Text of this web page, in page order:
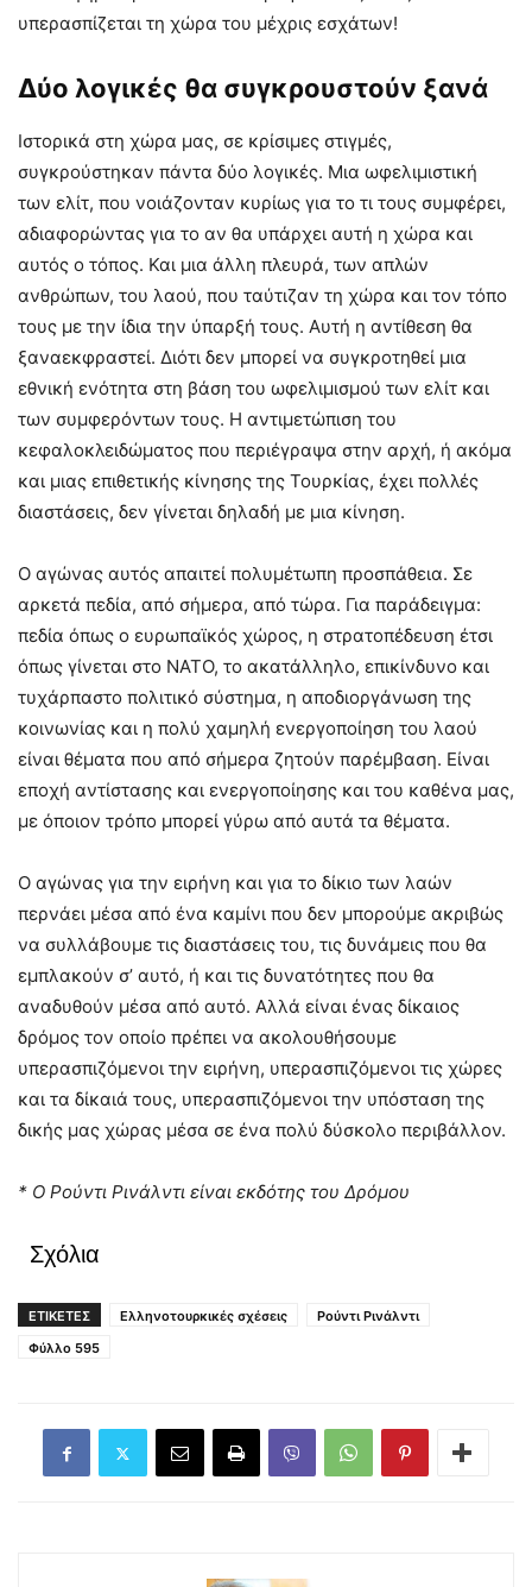
υπερασπίζεται τη χώρα του μέχρις εσχάτων!
Δύο λογικές θα συγκρουστούν ξανά
Ιστορικά στη χώρα μας, σε κρίσιμες στιγμές,
συγκρούστηκαν πάντα δύο λογικές. Μια ωφελιμιστική
των ελίτ, που νοιάζονταν κυρίως για το τι τους συμφέρει,
αδιαφορώντας για το αν θα υπάρχει αυτή η χώρα και
αυτός ο τόπος. Και μια άλλη πλευρά, των απλών
ανθρώπων, του λαού, που ταύτιζαν τη χώρα και τον τόπο
τους με την ίδια την ύπαρξή τους. Αυτή η αντίθεση θα
ξαναεκφραστεί. Διότι δεν μπορεί να συγκροτηθεί μια
εθνική ενότητα στη βάση του ωφελιμισμού των ελίτ και
των συμφερόντων τους. Η αντιμετώπιση του
κεφαλοκλειδώματος που περιέγραψα στην αρχή, ή ακόμα
και μιας επιθετικής κίνησης της Τουρκίας, έχει πολλές
διαστάσεις, δεν γίνεται δηλαδή με μια κίνηση.
Ο αγώνας αυτός απαιτεί πολυμέτωπη προσπάθεια. Σε
αρκετά πεδία, από σήμερα, από τώρα. Για παράδειγμα:
πεδία όπως ο ευρωπαϊκός χώρος, η στρατοπέδευση έτσι
όπως γίνεται στο ΝΑΤΟ, το ακατάλληλο, επικίνδυνο και
τυχάρπαστο πολιτικό σύστημα, η αποδιοργάνωση της
κοινωνίας και η πολύ χαμηλή ενεργοποίηση του λαού
είναι θέματα που από σήμερα ζητούν παρέμβαση. Είναι
εποχή αντίστασης και ενεργοποίησης και του καθένα μας,
με όποιον τρόπο μπορεί γύρω από αυτά τα θέματα.
Ο αγώνας για την ειρήνη και για το δίκιο των λαών
περνάει μέσα από ένα καμίνι που δεν μπορούμε ακριβώς
να συλλάβουμε τις διαστάσεις του, τις δυνάμεις που θα
εμπλακούν σ’ αυτό, ή και τις δυνατότητες που θα
αναδυθούν μέσα από αυτό. Αλλά είναι ένας δίκαιος
δρόμος τον οποίο πρέπει να ακολουθήσουμε
υπερασπιζόμενοι την ειρήνη, υπερασπιζόμενοι τις χώρες
και τα δίκαιά τους, υπερασπιζόμενοι την υπόσταση της
δικής μας χώρας μέσα σε ένα πολύ δύσκολο περιβάλλον.
* Ο Ρούντι Ρινάλντι είναι εκδότης του Δρόμου
Σχόλια
ΕΤΙΚΕΤΕΣ Ελληνοτουρκικές σχέσεις
Ρούντι Ρινάλντι
Φύλλο 595